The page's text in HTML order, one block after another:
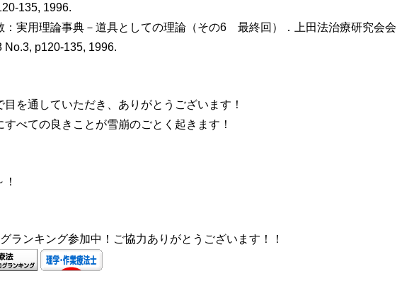
135, 1996.
：実用理論事典－道具としての理論（その6 最終回）．上田法治療研究会会
No.3, p120-135, 1996.
目を通していただき、ありがとうございます！
すべての良きことが雪崩のごとく起きます！
ランキング参加中！ご協力ありがとうございます！！